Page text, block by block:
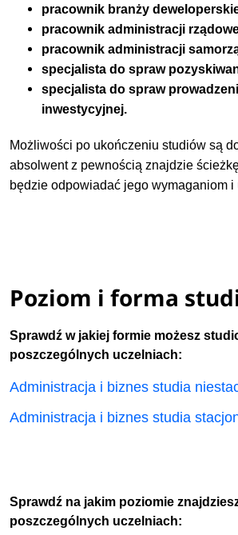
pracownik branży
pracownik administracji
pracownik administracji
specjalista do spraw
specjalista do spraw
inwestycyjnej.
Możliwości po ukończeniu studiów są
absolwent z pewnością znajdzie
będzie odpowiadać jego wymaganiom i
Poziom i forma
Sprawdź w jakiej formie możesz
poszczególnych uczelniach:
Administracja i biznes studia
Administracja i biznes studia
Sprawdź na jakim poziomie
poszczególnych uczelniach: